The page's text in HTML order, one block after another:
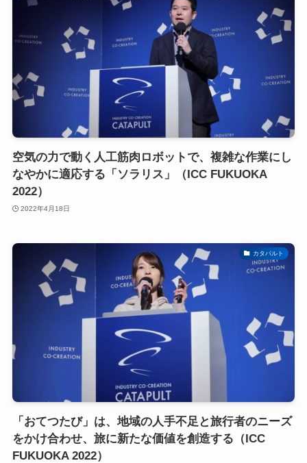
空気の力で動く人工筋肉ロボットで、複雑な作業にし
なやかに適応する「ソラリス」（ICC FUKUOKA
2022）
2022年4月18日
カタパルト
「おてつたび」は、地域の人手不足と旅行者のニーズ
をかけ合わせ、旅に新たな価値を創造する（ICC
FUKUOKA 2022）